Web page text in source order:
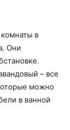
в
Они
– все
можно
в ванной